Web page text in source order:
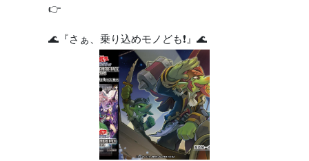
👉
🌊『さぁ、乗り込めモノども❗️』🌊